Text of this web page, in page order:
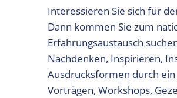
Interessieren Sie sich für
Dann kommen Sie zum
Erfahrungsaustausch
Nachdenken, Inspirieren,
Ausdrucksformen durch
Vorträgen, Workshops,